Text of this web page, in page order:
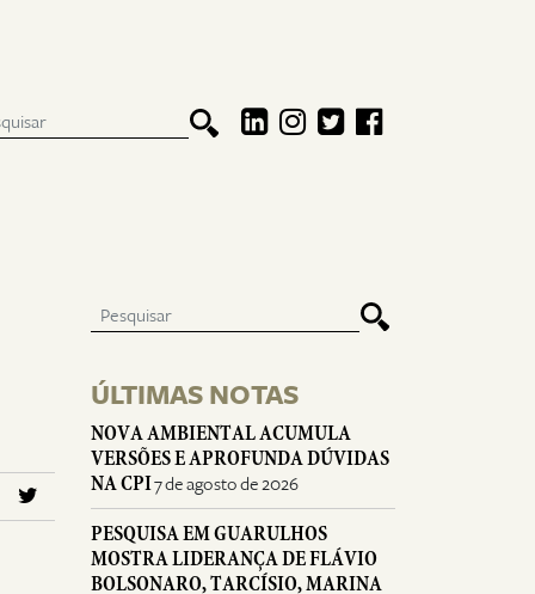
ÚLTIMAS NOTAS
NOVA AMBIENTAL ACUMULA
VERSÕES E APROFUNDA DÚVIDAS
NA CPI7 de agosto de 2026
PESQUISA EM GUARULHOS
MOSTRA LIDERANÇA DE FLÁVIO
BOLSONARO, TARCÍSIO, MARINA